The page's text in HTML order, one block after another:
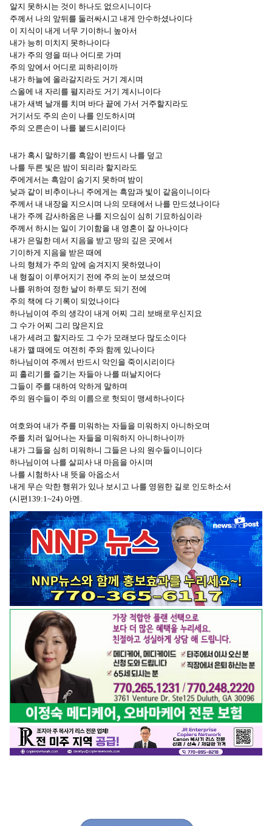
알지 못하시는 것이 하나도 없으시니이다
주께서 나의 앞뒤를 둘러싸시고 내게 안수하셨나이다
이 지식이 내게 너무 기이하니 높아서
내가 능히 미치지 못하나이다
내가 주의 영을 떠나 어디로 가며
주의 앞에서 어디로 피하리이까
내가 하늘에 올라갈지라도 거기 계시며
스올에 내 자리를 펼지라도 거기 계시니이다
내가 새벽 날개를 치며 바다 끝에 가서 거주할지라도
거기서도 주의 손이 나를 인도하시며
주의 오른손이 나를 붙드시리이다
내가 혹시 말하기를 흑암이 반드시 나를 덮고
나를 두른 빛은 밤이 되리라 할지라도
주에게서는 흑암이 숨기지 못하며 밤이
낮과 같이 비추이나니 주에게는 흑암과 빛이 같음이니이다
주께서 내 내장을 지으시며 나의 모태에서 나를 만드셨나이다
내가 주께 감사하옴은 나를 지으심이 심히 기묘하심이라
주께서 하시는 일이 기이함을 내 영혼이 잘 아나이다
내가 은밀한 데서 지음을 받고 땅의 깊은 곳에서
기이하게 지음을 받은 때에
나의 형체가 주의 앞에 숨겨지지 못하였나이
내 형질이 이루어지기 전에 주의 눈이 보셨으며
나를 위하여 정한 날이 하루도 되기 전에
주의 책에 다 기록이 되었나이다
하나님이여 주의 생각이 내게 어찌 그리 보배로우신지요
그 수가 어찌 그리 많은지요
내가 세려고 할지라도 그 수가 모래보다 많도소이다
내가 깰 때에도 여전히 주와 함께 있나이다
하나님이여 주께서 반드시 악인을 죽이시리이다
피 흘리기를 즐기는 자들아 나를 떠날지어다
그들이 주를 대하여 악하게 말하며
주의 원수들이 주의 이름으로 헛되이 맹세하나이다
여호와여 내가 주를 미워하는 자들을 미워하지 아니하오며
주를 치러 일어나는 자들을 미워하지 아니하나이까
내가 그들을 심히 미워하니 그들은 나의 원수들이니이다
하나님이여 나를 살피사 내 마음을 아시며
나를 시험하사 내 뜻을 아옵소서
내게 무슨 악한 행위가 있나 보시고 나를 영원한 길로 인도하소서
(시편139:1~24) 아멘.